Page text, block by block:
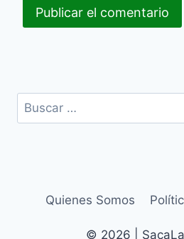
Buscar:
Quienes Somos
© 2026 |